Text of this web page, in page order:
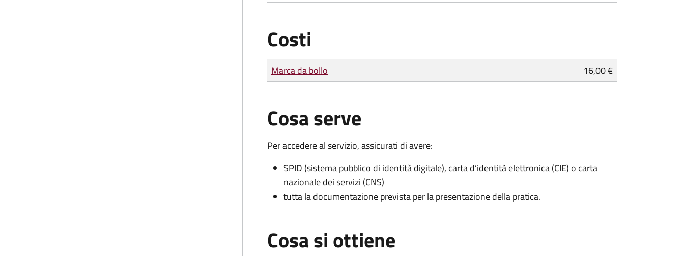
Costi
Tipo di pagamento
Importo
Marca da bollo 16,00 €
Cosa serve
Per accedere al servizio, assicurati di avere:
SPID (sistema pubblico di identità digitale), carta d’identità elettronica (CIE) o carta
nazionale dei servizi (CNS)
tutta la documentazione prevista per la presentazione della pratica.
Cosa si ottiene